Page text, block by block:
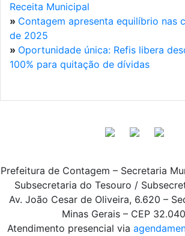
Receita Municipal
» Contagem apresenta equilíbrio nas
de 2025
» Oportunidade única: Refis libera
100% para quitação de dívidas
Prefeitura de Contagem – Secretaria
Subsecretaria do Tesouro /
Av. João Cesar de Oliveira, 6.620 –
Minas Gerais – CEP
Atendimento presencial via